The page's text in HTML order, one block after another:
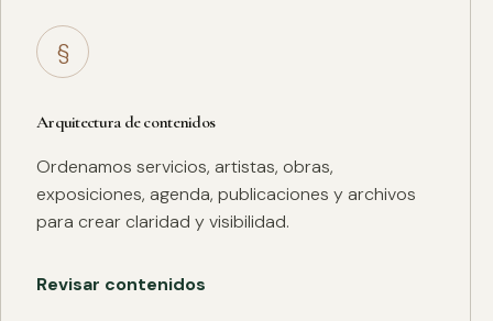
§
Arquitectura de contenidos
Ordenamos servicios, artistas, obras,
exposiciones, agenda, publicaciones y archivos
para crear claridad y visibilidad.
Revisar contenidos